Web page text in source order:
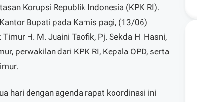
Korupsi Republik Indonesia (KPK RI).
Bupati pada Kamis pagi, (13/06)
H. M. Juaini Taofik, Pj. Sekda H. Hasni,
perwakilan dari KPK RI, Kepala OPD, serta
hari dengan agenda rapat koordinasi ini